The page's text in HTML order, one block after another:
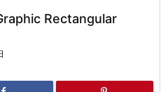
Rectangular